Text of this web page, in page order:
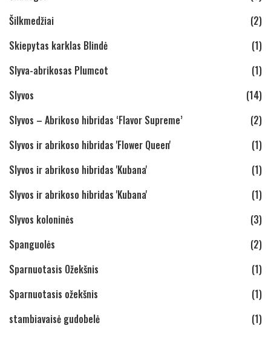
Šilkmedžiai
(2)
Skiepytas karklas Blindė
(1)
Slyva-abrikosas Plumcot
(1)
Slyvos
(14)
Slyvos – Abrikoso hibridas ‘Flavor Supreme’
(2)
Slyvos ir abrikoso hibridas 'Flower Queen'
(1)
Slyvos ir abrikoso hibridas 'Kubana'
(1)
Slyvos ir abrikoso hibridas 'Kubana'
(1)
Slyvos koloninės
(3)
Spanguolės
(2)
Sparnuotasis Ožekšnis
(1)
Sparnuotasis ožekšnis
(1)
stambiavaisė gudobelė
(1)